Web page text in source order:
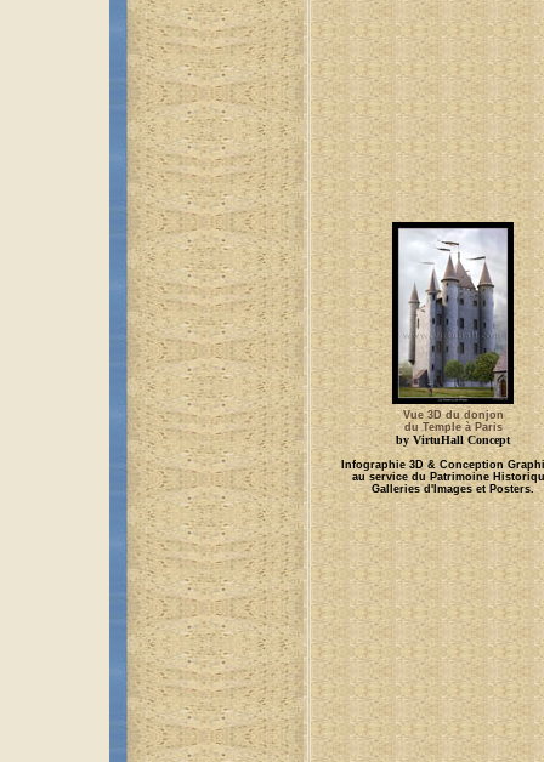
Vue 3D du donjon
du Temple à Paris
by VirtuHall Concept
Infographie 3D & Conception
au service du Patrimoine
Galleries d'Images et Posters.